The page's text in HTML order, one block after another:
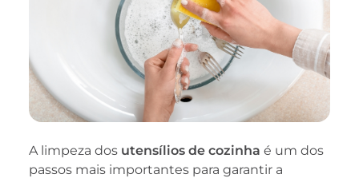
A limpeza dos utensílios de cozinha é um dos
passos mais importantes para garantir a